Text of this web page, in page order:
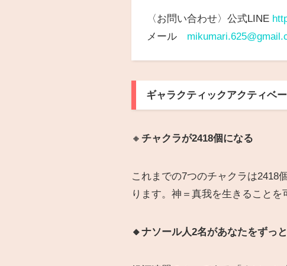
〈お問い合わせ〉公式LINE
メール
ギャラクティックアクティベ
🔸 チャクラが2418個になる
これまでの7つのチャクラは2418
ります。神＝真我を生きることを
🔸ナソール人2名があなたをずっ